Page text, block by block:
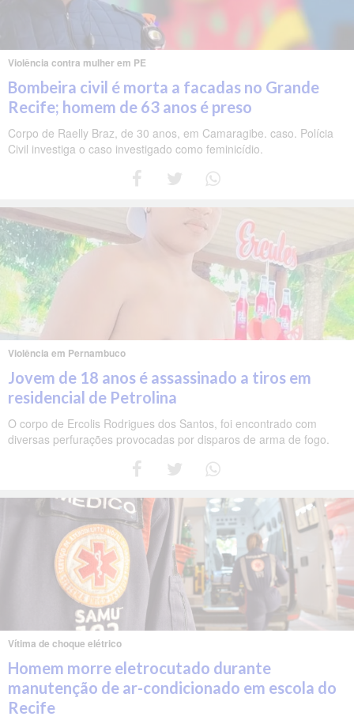
Violência contra mulher em PE
Bombeira civil é morta a facadas no Grande
Recife; homem de 63 anos é preso
Corpo de Raelly Braz, de 30 anos, em Camaragibe. caso. Polícia
Civil investiga o caso investigado como feminicídio.
Violência em Pernambuco
Jovem de 18 anos é assassinado a tiros em
residencial de Petrolina
O corpo de Ercolis Rodrigues dos Santos, foi encontrado com
diversas perfurações provocadas por disparos de arma de fogo.
Vítima de choque elétrico
Homem morre eletrocutado durante
manutenção de ar-condicionado em escola do
Recife